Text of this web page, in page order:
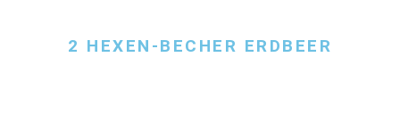
2 HEXEN-BECHER ERDBEER